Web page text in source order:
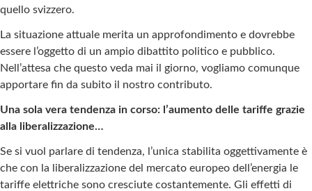
quello svizzero.
La situazione attuale merita un approfondimento e dovrebbe
essere l’oggetto di un ampio dibattito politico e pubblico.
Nell’attesa che questo veda mai il giorno, vogliamo comunque
apportare fin da subito il nostro contributo.
Una sola vera tendenza in corso: l’aumento delle tariffe grazie
alla liberalizzazione…
Se si vuol parlare di tendenza, l’unica stabilita oggettivamente è
che con la liberalizzazione del mercato europeo dell’energia le
tariffe elettriche sono cresciute costantemente. Gli effetti di